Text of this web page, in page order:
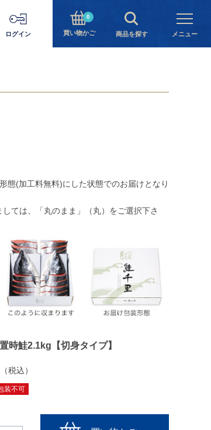
ログイン
0
買い物かご 商品を探す メニュー
態(加工料無料)にした状態でのお届けとなり
ては、「丸のまま」（丸）をご選択下さ
時鮭2.1kg【切身タイプ】
（税込）
装不可